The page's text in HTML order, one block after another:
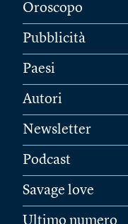
Oroscopo
Pubblicità
Paesi
Autori
Newsletter
Podcast
Savage love
Ultimo numero